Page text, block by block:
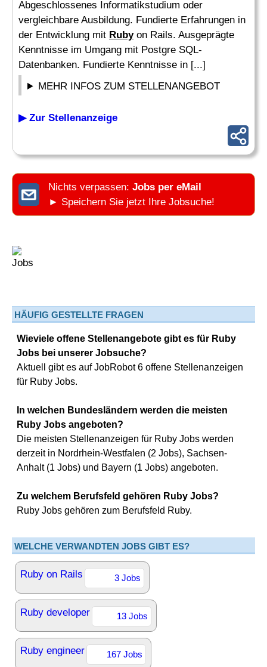
Abgeschlossenes Informatikstudium oder
vergleichbare Ausbildung. Fundierte Erfahrungen in
der Entwicklung mit Rubyon Rails. Ausgeprägte
Kenntnisse im Umgang mit Postgre SQL-
Datenbanken. Fundierte Kenntnisse in [...]
MEHR INFOS ZUM STELLENANGEBOT
▶ Zur Stellenanzeige
Nichts verpassen: Jobs per eMail
► Speichern Sie jetzt Ihre Jobsuche!
HÄUFIG GESTELLTE FRAGEN
Wieviele offene Stellenangebote gibt es für Ruby
Jobs bei unserer Jobsuche?
Aktuell gibt es auf JobRobot 6 offene Stellenanzeigen
für Ruby Jobs.
In welchen Bundesländern werden die meisten
Ruby Jobs angeboten?
Die meisten Stellenanzeigen für Ruby Jobs werden
derzeit in Nordrhein-Westfalen (2 Jobs), Sachsen-
Anhalt (1 Jobs) und Bayern (1 Jobs) angeboten.
Zu welchem Berufsfeld gehören Ruby Jobs?
Ruby Jobs gehören zum Berufsfeld Ruby.
WELCHE VERWANDTEN JOBS GIBT ES?
Ruby on Rails 3 Jobs
Ruby developer 13 Jobs
Ruby engineer 167 Jobs